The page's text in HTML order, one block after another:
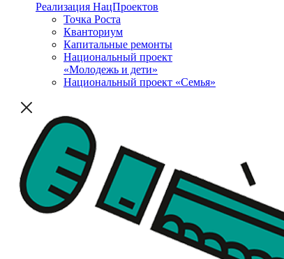
Реализация НацПроектов
Точка Роста
Кванториум
Капитальные ремонты
Национальный проект
«Молодежь и дети»
Национальный проект «Семья»